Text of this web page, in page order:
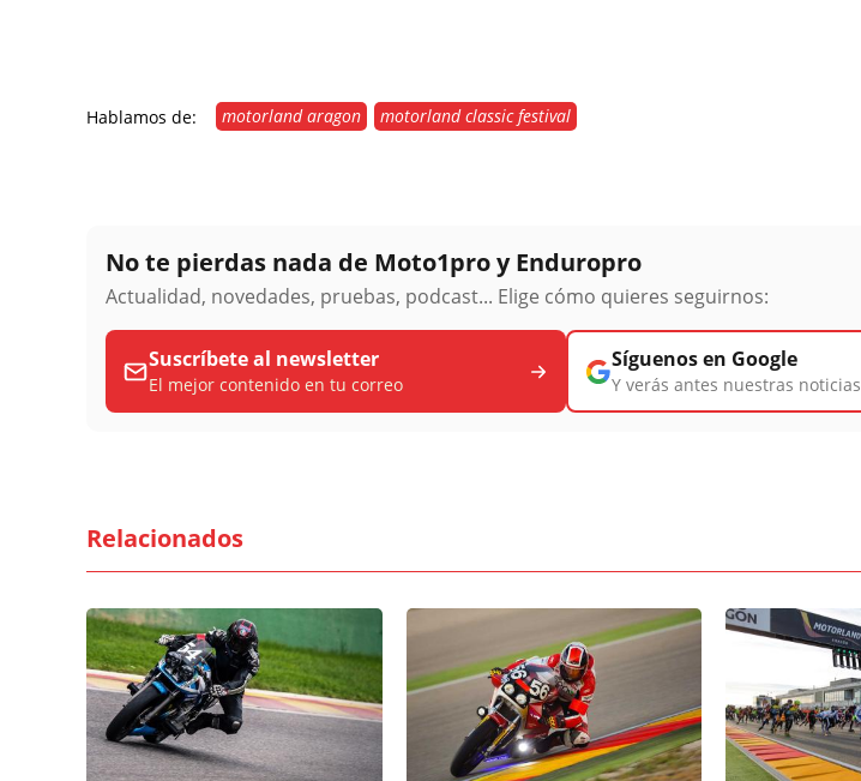
Hablamos de: motorland aragon motorland classic festival
No te pierdas nada de Moto1pro y Enduropro
Actualidad, novedades, pruebas, podcast... Elige cómo quieres seguirnos:
Suscríbete al newsletter
El mejor contenido en tu correo
Síguenos en Google
Y verás antes nuestras noticias
Relacionados